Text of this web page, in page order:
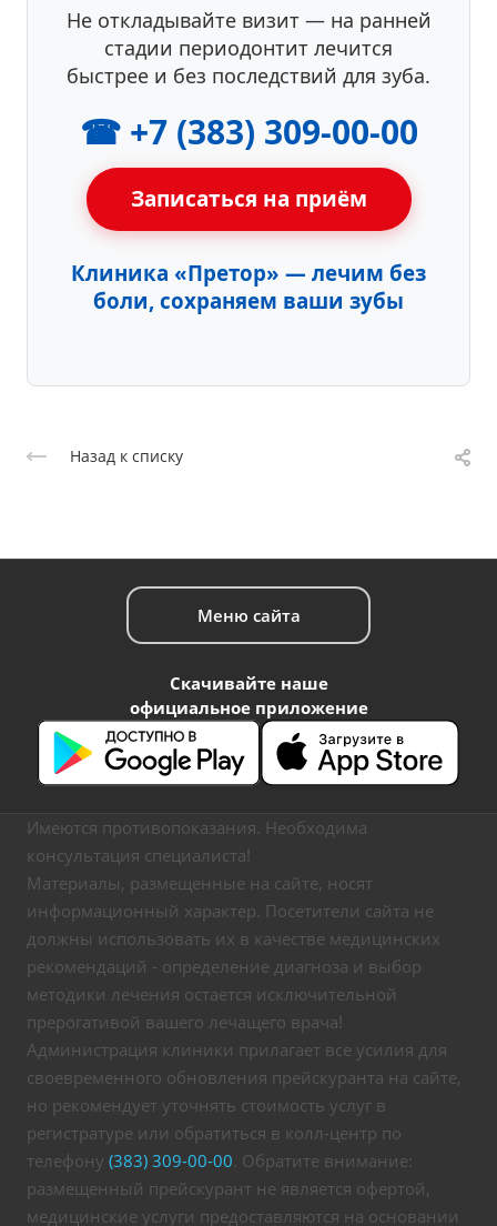
Не откладывайте визит — на ранней
стадии периодонтит лечится
быстрее и без последствий для зуба.
☎ +7 (383) 309-00-00
Записаться на приём
Клиника «Претор» — лечим без
боли, сохраняем ваши зубы
Назад к списку
Меню сайта
Скачивайте наше
официальное приложение
Имеются противопоказания. Необходима
консультация специалиста!
Материалы, размещенные на сайте, носят
информационный характер. Посетители сайта не
должны использовать их в качестве медицинских
рекомендаций - определение диагноза и выбор
методики лечения остается исключительной
прерогативой вашего лечащего врача!
Администрация клиники прилагает все усилия для
своевременного обновления прейскуранта на сайте,
но рекомендует уточнять стоимость услуг в
регистратуре или обратиться в колл-центр по
телефону (383) 309-00-00. Обратите внимание:
размещенный прейскурант не является офертой,
медицинские услуги предоставляются на основании